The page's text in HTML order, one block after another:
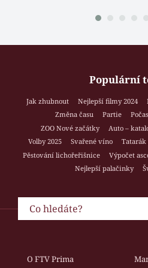
Populární
Jak zhubnout Nejlepší filmy 2024
Změna času
Partie
ZOO Nové začátky
Auto –
Volby 2025
Svařené víno Tatarák
Pěstování lichořeřišnice
Výpočet
Nejlepší palačinky
O FTV Prima